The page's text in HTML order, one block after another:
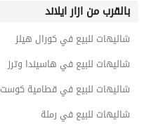
بالقرب من ازار ايلاند
شاليهات للبيع في كورال هيلز
شاليهات للبيع في هاسيندا وترز
شاليهات للبيع في قطامية كوست
شاليهات للبيع في رملة